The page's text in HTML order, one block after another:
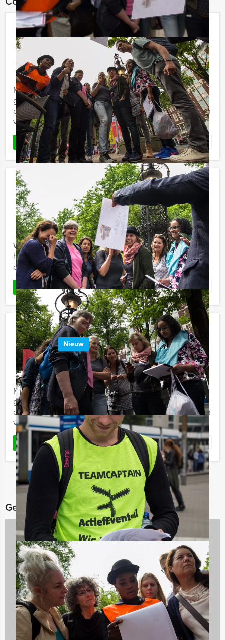
Empire City Brunch Game in
Apeldoorn
€ 62,50 p.p. excl. BTW
Vanaf 12 personen ‐ 4 uur en 30 minuten
Maak in Apeldoorn kennis met de Empire City Brunch
game. Een hypermodern, virtueel GPS spel in
combinatie met een overheerlijke brunch. U kunt kiezen
voor het Empire City ...
LEES MEER Favoriet
Jongens tegen de Meisjes Lunch
Delft
Vanaf€ 54,50 p.p. excl. BTW
Vanaf 12 personen ‐ 3 uur en 30 minuten
Wie kent het bekende TV programma niet? Misschien is
het momenteel wel de leukste spelshow op TV en het
concept kunnen jullie nu ook boeken als bedrijfs- of ...
LEES MEER Favoriet
Empire City Brunch Game in Utrecht
Nieuw
Vanaf€ 62,50 p.p. excl. BTW
Vanaf 12 personen ‐ 4 uur en 30 minuten
Maak in Utrecht kennis met de Empire City Brunch
game. Een hypermodern, virtueel GPS spel in
combinatie met een overheerlijke brunch. U kunt kiezen
voor het Empire City ...
LEES MEER Favoriet
Gerelateerde categorieën
Teambuilding
2167 uitjes